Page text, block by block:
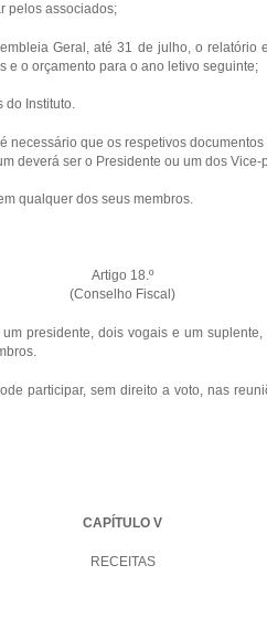
pelos associados;
Geral, até 31 de julho, o relatório
e o orçamento para o ano letivo seguinte;
Instituto.
necessário que os respetivos
deverá ser o Presidente ou um dos Vice-
qualquer dos seus membros.
Artigo 18.º
(Conselho Fiscal)
presidente, dois vogais e um
participar, sem direito a voto, nas
CAPÍTULO V
RECEITAS